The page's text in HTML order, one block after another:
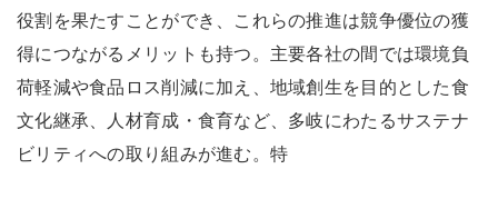
役割を果たすことができ、これらの推進は競争優位の獲
得につながるメリットも持つ。主要各社の間では環境負
荷軽減や食品ロス削減に加え、地域創生を目的とした食
文化継承、人材育成・食育など、多岐にわたるサステナ
ビリティへの取り組みが進む。特